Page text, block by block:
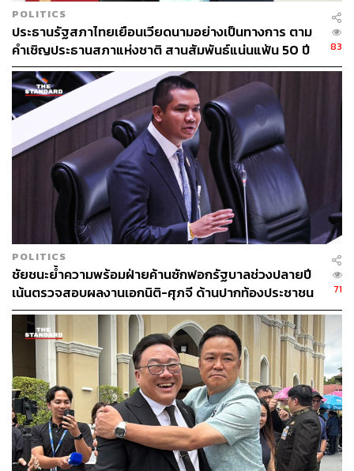
POLITICS
ประธานรัฐสภาไทยเยือนเวียดนามอย่างเป็นทางการ ตาม
คำเชิญประธานสภาแห่งชาติ สานสัมพันธ์แน่นแฟ้น 50 ปี
83
POLITICS
ชัยชนะย้ำความพร้อมฝ่ายค้านซักฟอกรัฐบาลช่วงปลายปี
เน้นตรวจสอบผลงานเอกนิติ-ศุภจี ด้านปากท้องประชาชน
71